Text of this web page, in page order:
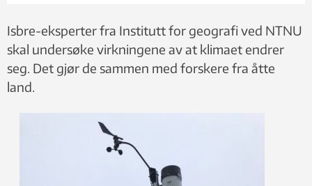
Isbre-eksperter fra Institutt for geografi ved NTNU
skal undersøke virkningene av at klimaet endrer
seg. Det gjør de sammen med forskere fra åtte
land.